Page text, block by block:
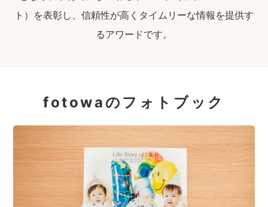
ト）を表彰し、信頼性が高くタイムリーな情報を提供す
るアワードです。
fotowaのフォトブック